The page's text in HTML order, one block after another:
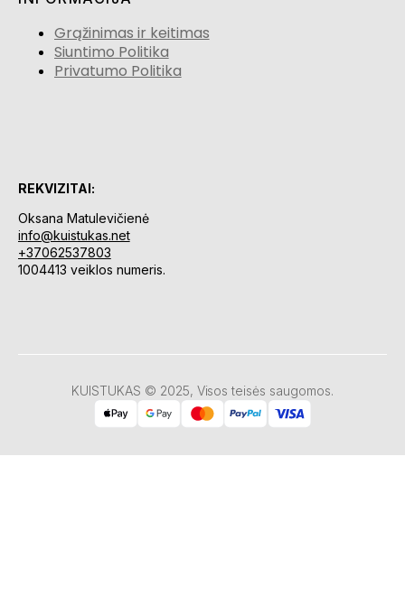
Grąžinimas ir keitimas
Siuntimo Politika
Privatumo Politika
REKVIZITAI:
Oksana Matulevičienė
info@kuistukas.net
+37062537803
1004413 veiklos numeris.
KUISTUKAS © 2025, Visos teisės saugomos.